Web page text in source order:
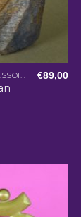
€89,00